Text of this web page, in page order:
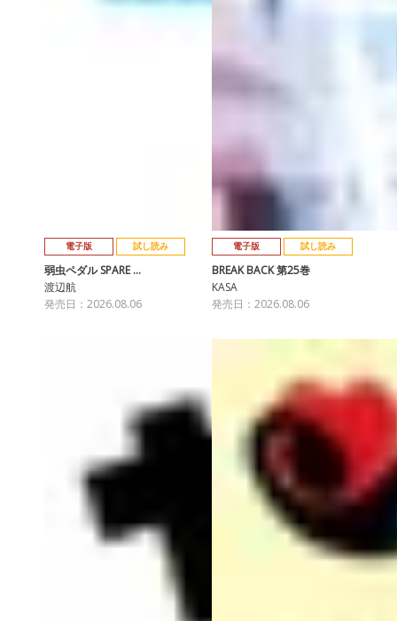
電子版 試し読み
弱虫ペダル SPARE …
渡辺航
発売日：2026.08.06
電子版 試し読み
BREAK BACK 第25巻
KASA
発売日：2026.08.06